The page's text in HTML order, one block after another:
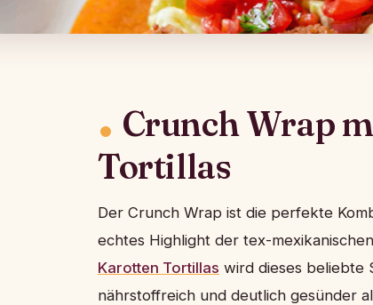
Crunch Wrap
Tortillas
Der Crunch Wrap ist die perfekte
echtes Highlight der tex-
Karotten Tortillas wird dieses beliebte
nährstoffreich und deutlich gesünder